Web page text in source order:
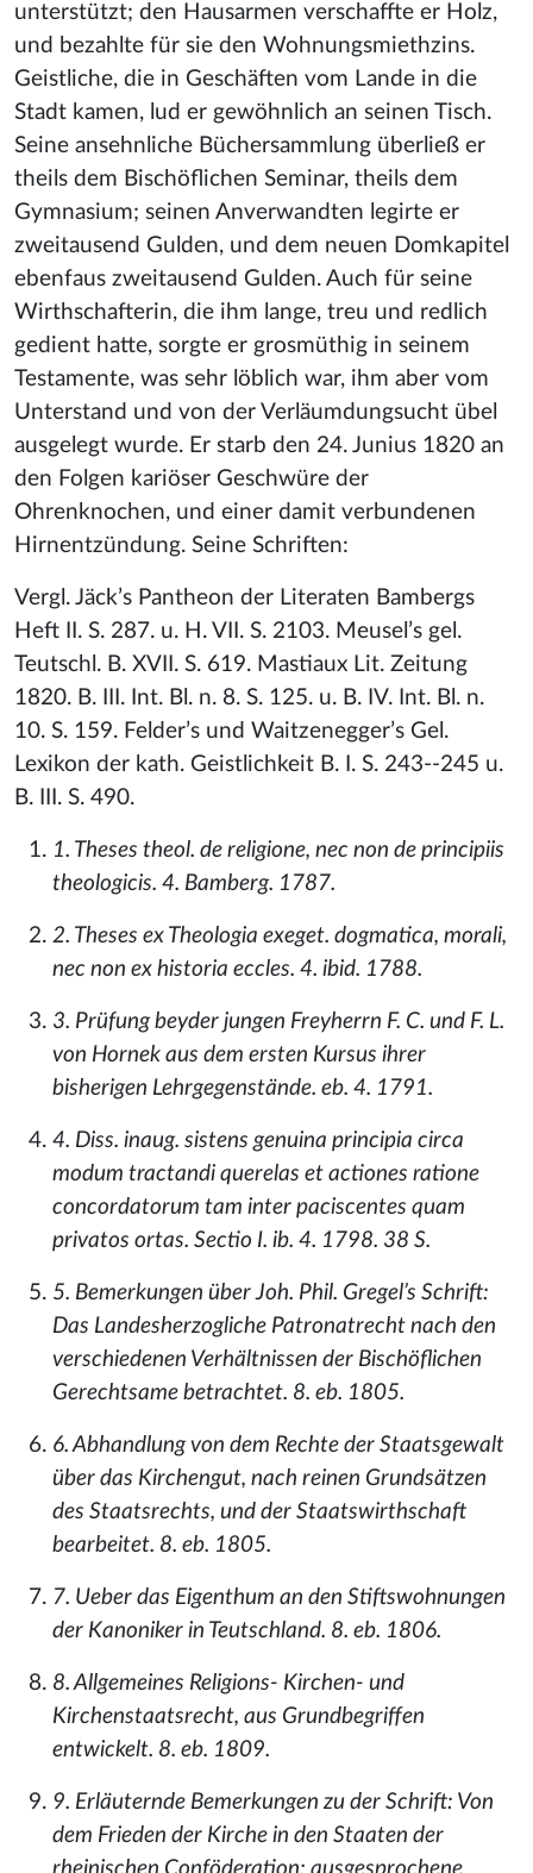
unterstützt; den Hausarmen verschaffte er Holz,
und bezahlte für sie den Wohnungsmiethzins.
Geistliche, die in Geschäften vom Lande in die
Stadt kamen, lud er gewöhnlich an seinen Tisch.
Seine ansehnliche Büchersammlung überließ er
theils dem Bischöflichen Seminar, theils dem
Gymnasium; seinen Anverwandten legirte er
zweitausend Gulden, und dem neuen Domkapitel
ebenfaus zweitausend Gulden. Auch für seine
Wirthschafterin, die ihm lange, treu und redlich
gedient hatte, sorgte er grosmüthig in seinem
Testamente, was sehr löblich war, ihm aber vom
Unterstand und von der Verläumdungsucht übel
ausgelegt wurde. Er starb den 24. Junius 1820 an
den Folgen kariöser Geschwüre der
Ohrenknochen, und einer damit verbundenen
Hirnentzündung. Seine Schriften:
Vergl. Jäck’s Pantheon der Literaten Bambergs
Heft II. S. 287. u. H. VII. S. 2103. Meusel’s gel.
Teutschl. B. XVII. S. 619. Mastiaux Lit. Zeitung
1820. B. III. Int. Bl. n. 8. S. 125. u. B. IV. Int. Bl. n.
10. S. 159. Felder’s und Waitzenegger’s Gel.
Lexikon der kath. Geistlichkeit B. I. S. 243--245 u.
B. III. S. 490.
1. Theses theol. de religione, nec non de principiis
theologicis. 4. Bamberg. 1787.
2. Theses ex Theologia exeget. dogmatica, morali,
nec non ex historia eccles. 4. ibid. 1788.
3. Prüfung beyder jungen Freyherrn F. C. und F. L.
von Hornek aus dem ersten Kursus ihrer
bisherigen Lehrgegenstände. eb. 4. 1791.
4. Diss. inaug. sistens genuina principia circa
modum tractandi querelas et actiones ratione
concordatorum tam inter paciscentes quam
privatos ortas. Sectio I. ib. 4. 1798. 38 S.
5. Bemerkungen über Joh. Phil. Gregel’s Schrift:
Das Landesherzogliche Patronatrecht nach den
verschiedenen Verhältnissen der Bischöflichen
Gerechtsame betrachtet. 8. eb. 1805.
6. Abhandlung von dem Rechte der Staatsgewalt
über das Kirchengut, nach reinen Grundsätzen
des Staatsrechts, und der Staatswirthschaft
bearbeitet. 8. eb. 1805.
7. Ueber das Eigenthum an den Stiftswohnungen
der Kanoniker in Teutschland. 8. eb. 1806.
8. Allgemeines Religions- Kirchen- und
Kirchenstaatsrecht, aus Grundbegriffen
entwickelt. 8. eb. 1809.
9. Erläuternde Bemerkungen zu der Schrift: Von
dem Frieden der Kirche in den Staaten der